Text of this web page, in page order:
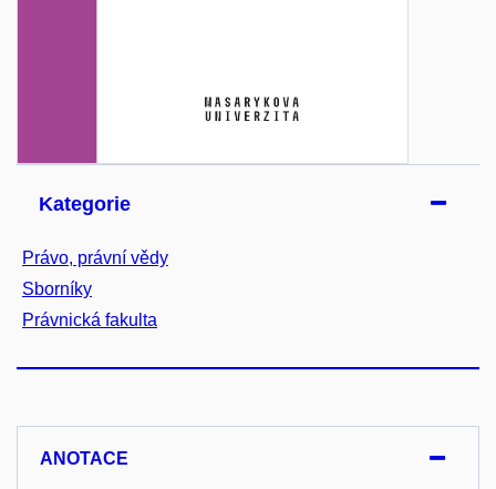
Kategorie
Právo, právní vědy
Sborníky
Právnická fakulta
ANOTACE